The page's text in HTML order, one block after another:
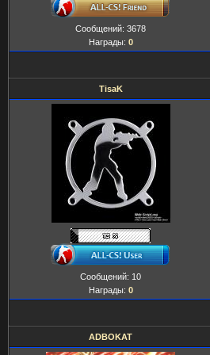
Сообщений: 3678
Награды: 0
TisaK
Сообщений: 10
Награды: 0
ADBOKAT